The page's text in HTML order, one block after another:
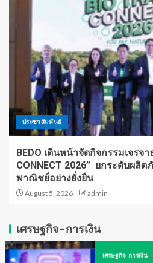
ประชาสัมพันธ์
BEDO เดินหน้าจัดกิจกรรมเจรจา
CONNECT 2026” ยกระดับผลิ
พาณิชย์อย่างยั่งยืน
August 5, 2026 admin
เศรษฐกิจ-การเงิน
เศรษฐกิจ-การเงิน